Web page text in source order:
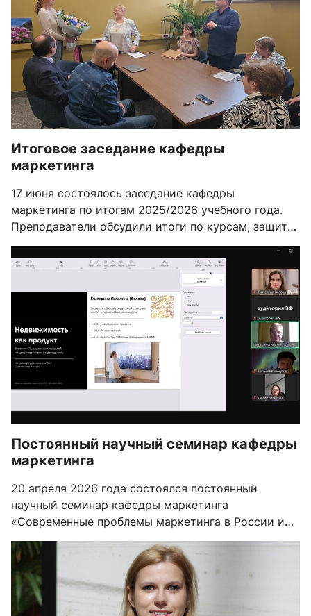
Итоговое заседание кафедры
маркетинга
17 июня состоялось заседание кафедры
маркетинга по итогам 2025/2026 учебного года.
Преподаватели обсудили итоги по курсам, защиты
выпускных работ у бакалавров и магистерских
диссертаций
Постоянный научный семинар кафедры
маркетинга
20 апреля 2026 года состоялся постоянный
научный семинар кафедры маркетинга
«Современные проблемы маркетинга в России и
других странах БРИКС». С докладом выступила
Екатерина Паталина - эксперт в области
продуктовой стратегии жилой и сервисной
недвижимости.